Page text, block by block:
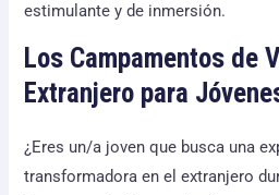
estimulante y de inmersión.
Los Campamentos de
Extranjero para
¿Eres un/a joven que busca una
transformadora en el extranjero